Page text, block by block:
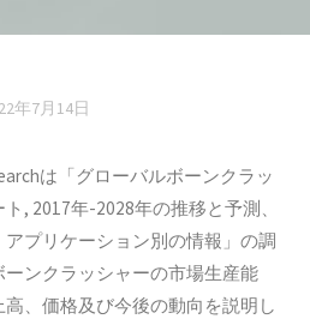
年7月14日
は「グローバルボーンクラッ
, 2017年-2028年の推移と予測、
プリケーション別の情報」の調
ンクラッシャーの市場生産能
、価格及び今後の動向を説明し